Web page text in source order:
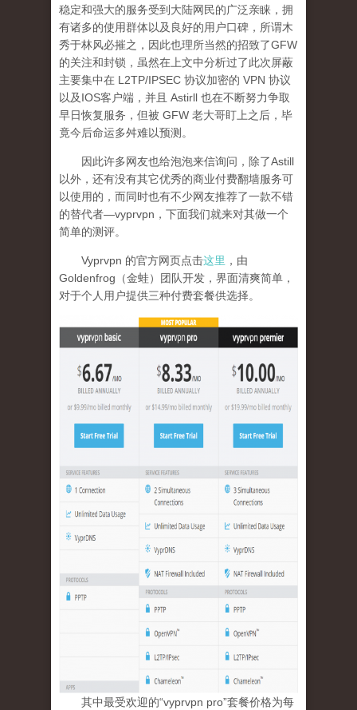
稳定和强大的服务受到大陆网民的广泛亲睐，拥
有诸多的使用群体以及良好的用户口碑，所谓木
秀于林风必摧之，因此也理所当然的招致了GFW
的关注和封锁，虽然在上文中分析过了此次屏蔽
主要集中在 L2TP/IPSEC 协议加密的 VPN 协议
以及IOS客户端，并且 Astirll 也在不断努力争取
早日恢复服务，但被 GFW 老大哥盯上之后，毕
竟今后命运多舛难以预测。
因此许多网友也给泡泡来信询问，除了Astill
以外，还有没有其它优秀的商业付费翻墙服务可
以使用的，而同时也有不少网友推荐了一款不错
的替代者—vyprvpn，下面我们就来对其做一个
简单的测评。
Vyprvpn 的官方网页点击这里 ，由
Goldenfrog（金蛙）团队开发，界面清爽简单，
对于个人用户提供三种付费套餐供选择。
其中最受欢迎的“vyprvpn pro”套餐价格为每